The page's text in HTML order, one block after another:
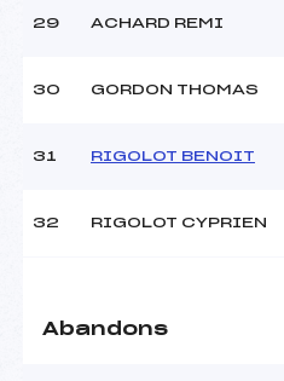
29 ACHARD REMI
30 GORDON THOMAS
31 RIGOLOT BENOIT
32 RIGOLOT CYPRIEN
Abandons